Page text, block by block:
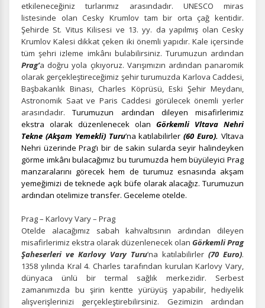
ÇEREZ KULLANIM AYARLARINIZ
Çerez tercihlerinizibelirleyin.
Daha fazla bilgi içinKVKK bilgilendirmemizi,çerez kullanımve
gizlilik koşullarınıinceleyebilirsiniz.
etkileneceğiniz turlarımız arasındadır. UNESCO miras
listesinde olan Cesky Krumlov tam bir orta çağ kentidir.
Şehirde St. Vitus Kilisesi ve 13. yy. da yapılmış olan Cesky
Krumlov Kalesi dikkat çeken iki önemli yapıdır. Kale içersinde
tüm şehri izleme imkânı bulabilirsiniz. Turumuzun ardından
Prag’a doğru yola çıkıyoruz. Varışımızın ardından panaromik
olarak gerçekleştireceğimiz şehir turumuzda Karlova Caddesi,
Başbakanlık Binası, Charles Köprüsü, Eski Şehir Meydanı,
Astronomik Saat ve Paris Caddesi görülecek önemli yerler
arasındadır.Turumuzun ardından dileyen misafirlerimiz
ekstra olarak düzenlenecek olan Görkemli Vltava Nehri
Tekne (Akşam Yemekli) Turu’na katılabilirler(60 Euro).Vltava
Nehri üzerinde Prag’ı bir de sakin sularda seyir halindeyken
görme imkânı bulacağımız bu turumuzda hem büyüleyici Prag
manzaralarını görecek hem de turumuz esnasında akşam
yemeğimizi de teknede açık büfe olarak alacağız. Turumuzun
ardından otelimize transfer. Geceleme otelde.
Prag – Karlovy Vary – Prag
Otelde alacağımız sabah kahvaltısının ardından dileyen
misafirlerimiz ekstra olarak düzenlenecek olan Görkemli Prag
Şaheserleri ve Karlovy Vary Turu’na katılabilirler (70 Euro).
1358 yılında Kral 4. Charles tarafından kurulan Karlovy Vary,
dünyaca ünlü bir termal sağlık merkezidir. Serbest
zamanımızda bu şirin kentte yürüyüş yapabilir, hediyelik
alışverişlerinizi gerçekleştirebilirsiniz. Gezimizin ardından